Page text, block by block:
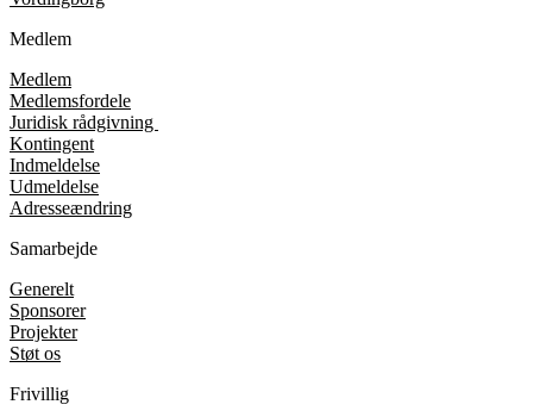
Medlem
Medlem
Medlemsfordele
Juridisk rådgivning
Kontingent
Indmeldelse
Udmeldelse
Adresseændring
Samarbejde
Generelt
Sponsorer
Projekter
Støt os
Frivillig